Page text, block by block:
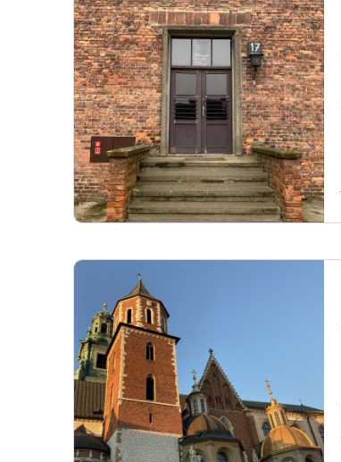
Bildungsreise/Gedenkstättenfahrt
Auschwitz – Länderausstellung
Salzbergwerk
Zum Artikel: Bildungsreise Auschwitz
– Ausflug nach Krakau